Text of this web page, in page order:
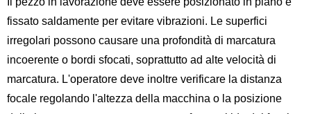
fissato saldamente per evitare vibrazioni. Le superfici
irregolari possono causare una profondità di marcatura
incoerente o bordi sfocati, soprattutto ad alte velocità di
marcatura. L'operatore deve inoltre verificare la distanza
focale regolando l'altezza della macchina o la posizione